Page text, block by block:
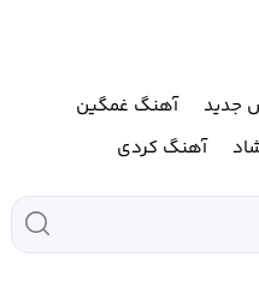
جدید
آهنگ غمگین
آهنگ کردی